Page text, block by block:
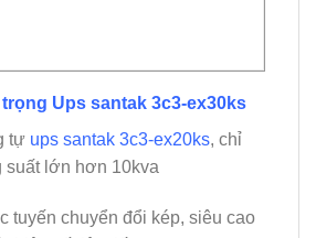
Ups santak 3c3-ex30ks
tự ups santak 3c3-ex20ks, chỉ
suất lớn hơn 10kva
tuyến chuyển đổi kép, siêu cao